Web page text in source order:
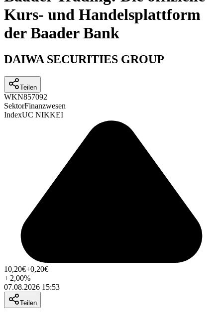
Kurs- und Handelsplattform
der Baader Bank
DAIWA SECURITIES GROUP
Teilen
WKN857092
SektorFinanzwesen
IndexUC NIKKEI
10,20€+0,20€
+ 2,00%
07.08.2026 15:53
Teilen